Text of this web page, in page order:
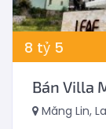
8 tỷ 5
Bán Villa
Măng Lin,